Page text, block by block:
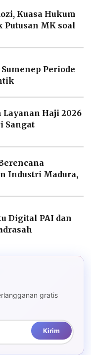
Kuasa Hukum
Putusan MK soal
Periode
Layanan Haji 2026
Sangat
Industri Madura,
Digital PAI dan
gratis
Kirim